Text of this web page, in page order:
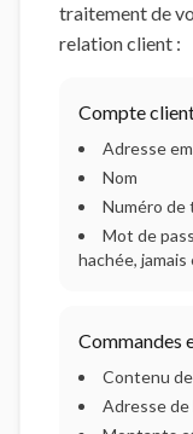
traitement de
relation client :
Compte
Adresse
Nom
Numéro de
Mot de
hachée, jamais
Commandes
Contenu
Adresse de